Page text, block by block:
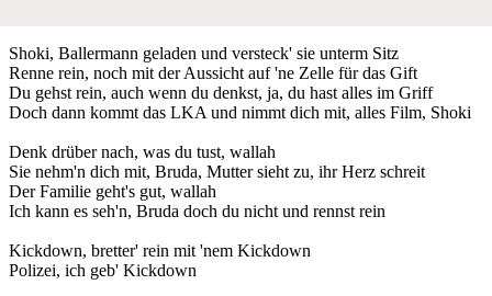
Shoki, Ballermann geladen und versteck' sie unterm Sitz
Renne rein, noch mit der Aussicht auf 'ne Zelle für das Gift
Du gehst rein, auch wenn du denkst, ja, du hast alles im Griff
Doch dann kommt das LKA und nimmt dich mit, alles Film, Shoki
Denk drüber nach, was du tust, wallah
Sie nehm'n dich mit, Bruda, Mutter sieht zu, ihr Herz schreit
Der Familie geht's gut, wallah
Ich kann es seh'n, Bruda doch du nicht und rennst rein
Kickdown, bretter' rein mit 'nem Kickdown
Polizei, ich geb' Kickdown